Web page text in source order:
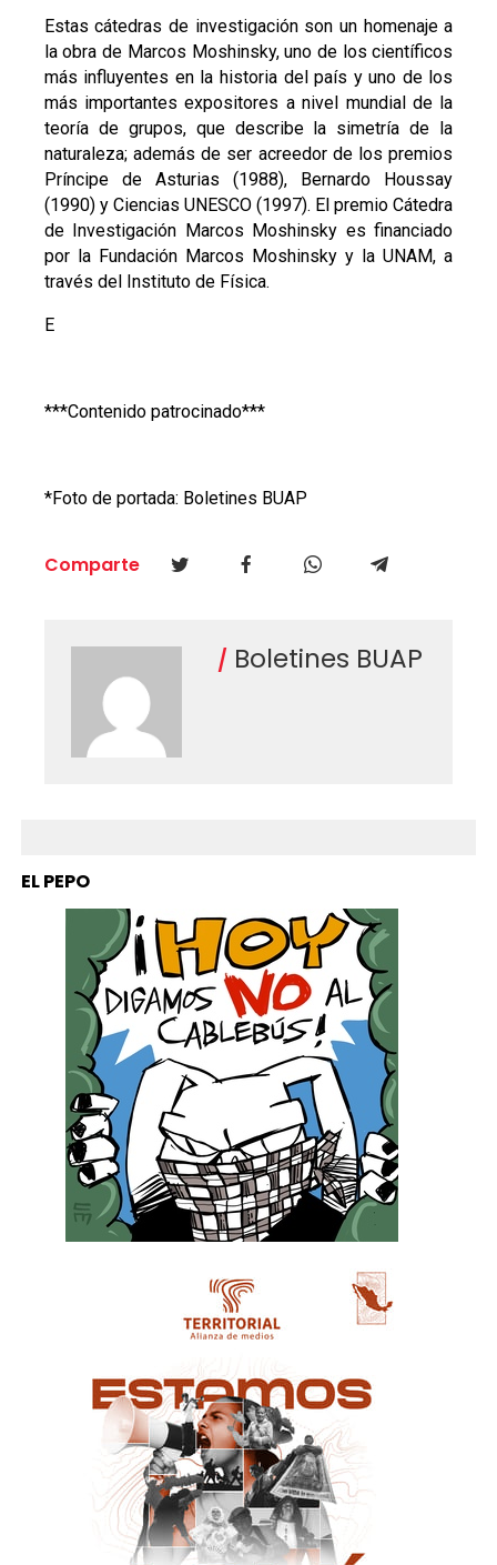
Estas cátedras de investigación son un homenaje a
la obra de Marcos Moshinsky, uno de los científicos
más influyentes en la historia del país y uno de los
más importantes expositores a nivel mundial de la
teoría de grupos, que describe la simetría de la
naturaleza; además de ser acreedor de los premios
Príncipe de Asturias (1988), Bernardo Houssay
(1990) y Ciencias UNESCO (1997). El premio Cátedra
de Investigación Marcos Moshinsky es financiado
por la Fundación Marcos Moshinsky y la UNAM, a
través del Instituto de Física.
E
***Contenido patrocinado***
*Foto de portada: Boletines BUAP
Comparte
Boletines BUAP
EL PEPO